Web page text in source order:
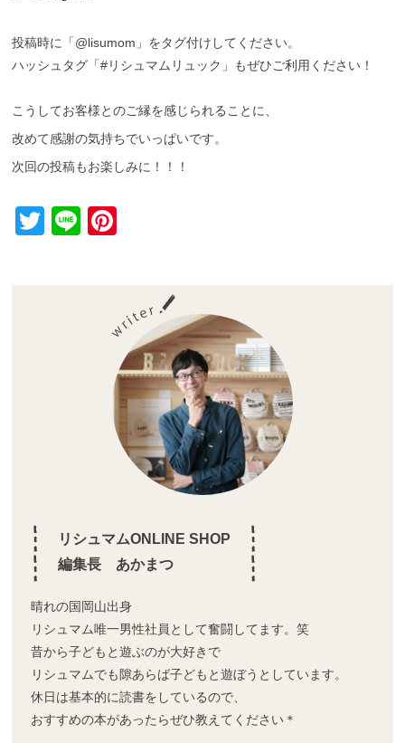
投稿時に「@lisumom」をタグ付けしてください。
ハッシュタグ「#リシュマムリュック」もぜひご利用ください！
こうしてお客様とのご縁を感じられることに、
改めて感謝の気持ちでいっぱいです。
次回の投稿もお楽しみに！！！
T
Li
e
st
リシュマムONLINE SHOP
編集長 あかまつ
晴れの国岡山出身
リシュマム唯一男性社員として奮闘してます。笑
昔から子どもと遊ぶのが大好きで
リシュマムでも隙あらば子どもと遊ぼうとしています。
休日は基本的に読書をしているので、
おすすめの本があったらぜひ教えてください＊